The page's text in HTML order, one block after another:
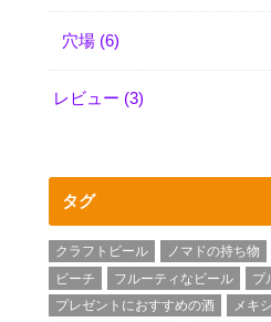
穴場 (6)
レビュー (3)
タグ
クラフトビール ノマドの持ち物
ビーチ
フルーティなビール
プ
プレゼントにおすすめの酒
メキ